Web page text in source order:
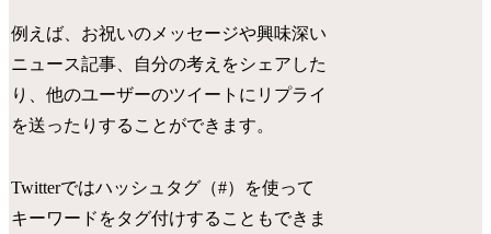
例えば、お祝いのメッセージや興味深い
ニュース記事、自分の考えをシェアした
り、他のユーザーのツイートにリプライ
を送ったりすることができます。
Twitterではハッシュタグ（#）を使って
キーワードをタグ付けすることもできま